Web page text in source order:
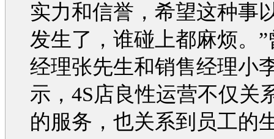
实力和信誉，希望这种事
发生了，谁碰上都麻烦。
经理张先生和销售经理小
示，4S店良性运营不仅关
的服务，也关系到员工的